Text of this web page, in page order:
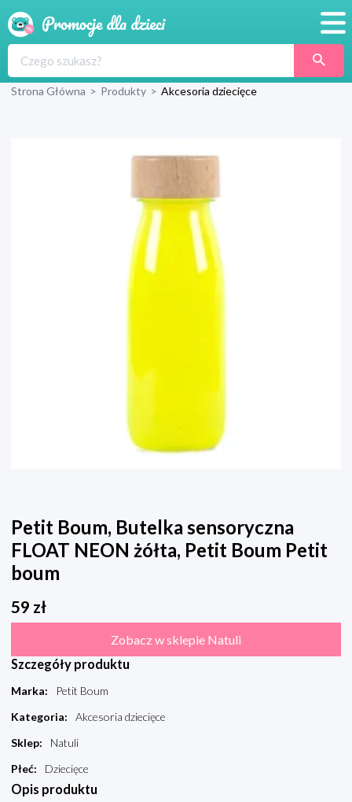
Produkty
Wyprawka
Strona Główna > Produkty > Akcesoria dziecięce
Petit Boum, Butelka sensoryczna
FLOAT NEON żółta, Petit Boum Petit
boum
59 zł
Zobacz w sklepie Natuli
Szczegóły produktu
Marka:
Petit Boum
Kategoria:
Akcesoria dziecięce
Sklep:
Natuli
Płeć: Dziecięce
Opis produktu